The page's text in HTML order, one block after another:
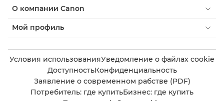
О компании Canon
Мой профиль
Условия использованияУведомление о файлах cookie
ДоступностьКонфиденциальность
Заявление о современном рабстве (PDF)
Потребитель: где купитьБизнес: где купить